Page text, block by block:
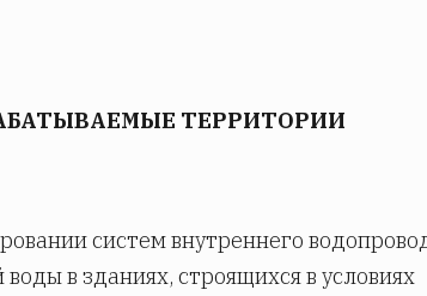
ТЕРРИТОРИИ
систем внутреннего
в зданиях, строящихся в условиях